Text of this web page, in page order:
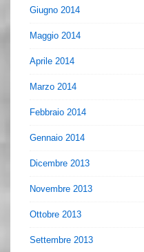
Giugno 2014
Maggio 2014
Aprile 2014
Marzo 2014
Febbraio 2014
Gennaio 2014
Dicembre 2013
Novembre 2013
Ottobre 2013
Settembre 2013